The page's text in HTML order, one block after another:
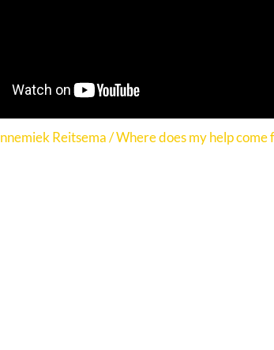
Reitsema / Where does my help